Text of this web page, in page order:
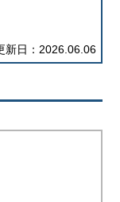
2026.06.06